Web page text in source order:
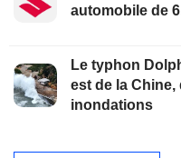
automobile de
Le typhon
est de la
inondations